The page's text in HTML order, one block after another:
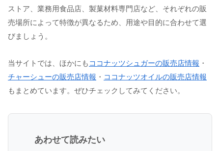
ストア、業務用食品店、製菓材料専門店など、それぞれの販
売場所によって特徴が異なるため、用途や目的に合わせて選
びましょう。
当サイトでは、ほかにも ココナッツシュガーの販売店情報 ・
チャーシューの販売店情報 ・ ココナッツオイルの販売店情報
もまとめています。ぜひチェックしてみてください。
あわせて読みたい